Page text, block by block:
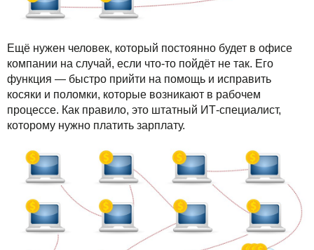
Ещё нужен человек, который постоянно будет в офисе
компании на случай, если что-то пойдёт не так. Его
функция — быстро прийти на помощь и исправить
косяки и поломки, которые возникают в рабочем
процессе. Как правило, это штатный ИТ-специалист,
которому нужно платить зарплату.